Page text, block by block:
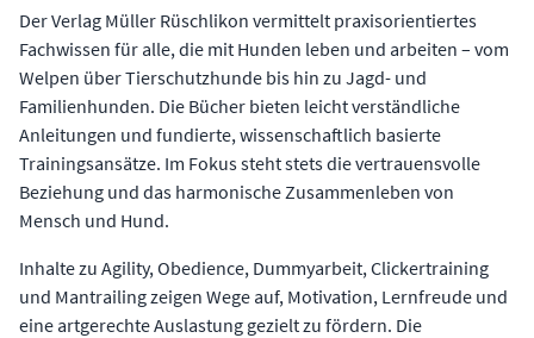
Der Verlag Müller Rüschlikon vermittelt praxisorientiertes
Fachwissen für alle, die mit Hunden leben und arbeiten – vom
Welpen über Tierschutzhunde bis hin zu Jagd- und
Familienhunden. Die Bücher bieten leicht verständliche
Anleitungen und fundierte, wissenschaftlich basierte
Trainingsansätze. Im Fokus steht stets die vertrauensvolle
Beziehung und das harmonische Zusammenleben von
Mensch und Hund.
Inhalte zu Agility, Obedience, Dummyarbeit, Clickertraining
und Mantrailing zeigen Wege auf, Motivation, Lernfreude und
eine artgerechte Auslastung gezielt zu fördern. Die